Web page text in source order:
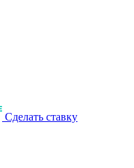
Сделать ставку